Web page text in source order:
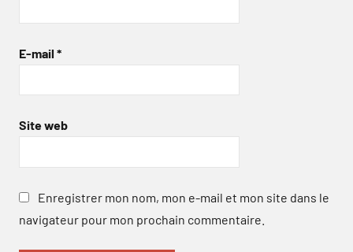
E-mail *
Site web
Enregistrer mon nom, mon e-mail et mon site dans le
navigateur pour mon prochain commentaire.